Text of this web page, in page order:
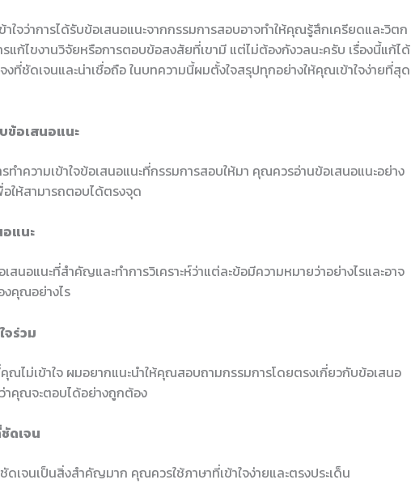
จว่าการได้รับข้อเสนอแนะจากกรรมการสอบอาจทำให้คุณรู้สึกเครียดและวิตก
รแก้ไขงานวิจัยหรือการตอบข้อสงสัยที่เขามี แต่ไม่ต้องกังวลนะครับ เรื่องนี้แก้ได้
งที่ชัดเจนและน่าเชื่อถือ ในบทความนี้ผมตั้งใจสรุปทุกอย่างให้คุณเข้าใจง่ายที่สุด
ข้อเสนอแนะ
ทำความเข้าใจข้อเสนอแนะที่กรรมการสอบให้มา คุณควรอ่านข้อเสนอแนะอย่าง
อให้สามารถตอบได้ตรงจุด
อแนะ
นอแนะที่สำคัญและทำการวิเคราะห์ว่าแต่ละข้อมีความหมายว่าอย่างไรและอาจ
คุณอย่างไร
จร่วม
ณไม่เข้าใจ ผมอยากแนะนำให้คุณสอบถามกรรมการโดยตรงเกี่ยวกับข้อเสนอ
าคุณจะตอบได้อย่างถูกต้อง
ดเจน
ดเจนเป็นสิ่งสำคัญมาก คุณควรใช้ภาษาที่เข้าใจง่ายและตรงประเด็น